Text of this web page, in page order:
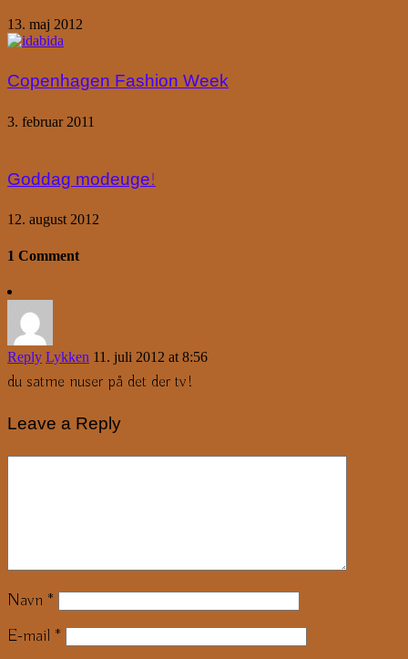
13. maj 2012
Copenhagen Fashion Week
3. februar 2011
Goddag modeuge!
12. august 2012
1 Comment
Reply Lykken 11. juli 2012 at 8:56
du satme nuser på det der tv!
Leave a Reply
Navn *
E-mail *